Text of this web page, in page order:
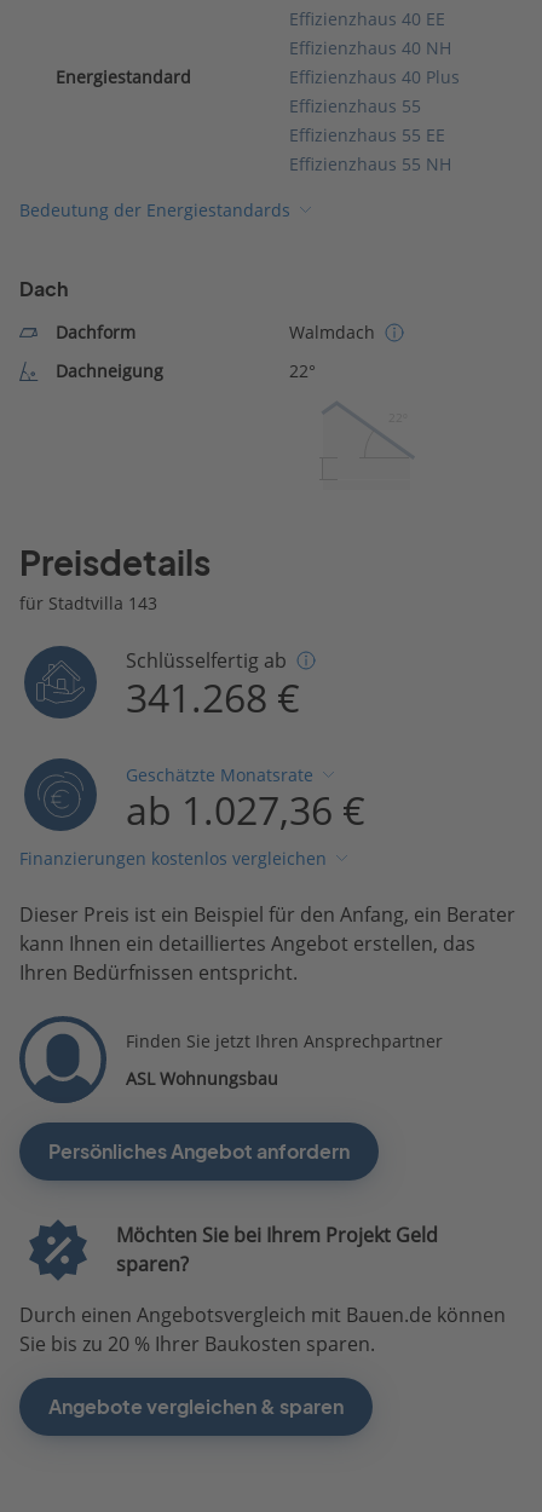
Energiestandard
Effizienzhaus 40 EE
Effizienzhaus 40 NH
Effizienzhaus 40 Plus
Effizienzhaus 55
Effizienzhaus 55 EE
Effizienzhaus 55 NH
Bedeutung der Energiestandards
Dach
Dachform
Walmdach
Dachneigung
22°
Preisdetails
für Stadtvilla 143
Schlüsselfertig ab
341.268 €
Geschätzte Monatsrate
ab 1.027,36 €
Finanzierungen kostenlos vergleichen
Dieser Preis ist ein Beispiel für den Anfang, ein Berater
kann Ihnen ein detailliertes Angebot erstellen, das
Ihren Bedürfnissen entspricht.
Finden Sie jetzt Ihren Ansprechpartner
ASL Wohnungsbau
Persönliches Angebot anfordern
Möchten Sie bei Ihrem Projekt Geld
sparen?
Durch einen Angebotsvergleich mit Bauen.de können
Sie bis zu 20 % Ihrer Baukosten sparen.
Angebote vergleichen & sparen